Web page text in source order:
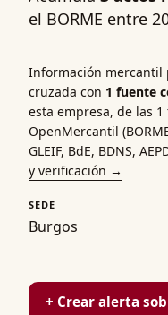
el BORME entre
Información mercantil
cruzada con 1 fuente
esta empresa, de las
OpenMercantil (
GLEIF, BdE, BDNS,
y verificación →
SEDE
Burgos
+ Crear alerta